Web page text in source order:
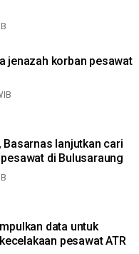
jenazah korban pesawat
lanjutkan cari
di Bulusaraung
data untuk
pesawat ATR